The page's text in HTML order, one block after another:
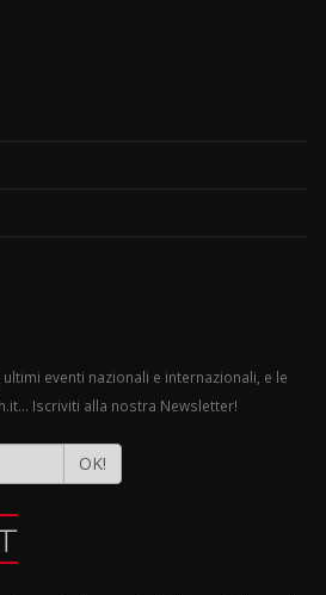
ultimi eventi nazionali e internazionali, e le
Iscriviti alla nostra Newsletter!
OK!